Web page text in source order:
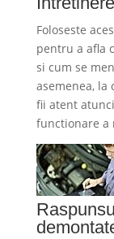
Foloseste
pentru a afla
si cum se
asemenea, la
fii atent
functionare a